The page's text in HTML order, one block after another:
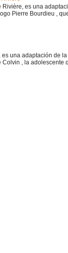
Rivière, es una
Pierre Bourdieu ,
una adaptación de
, la adolescente